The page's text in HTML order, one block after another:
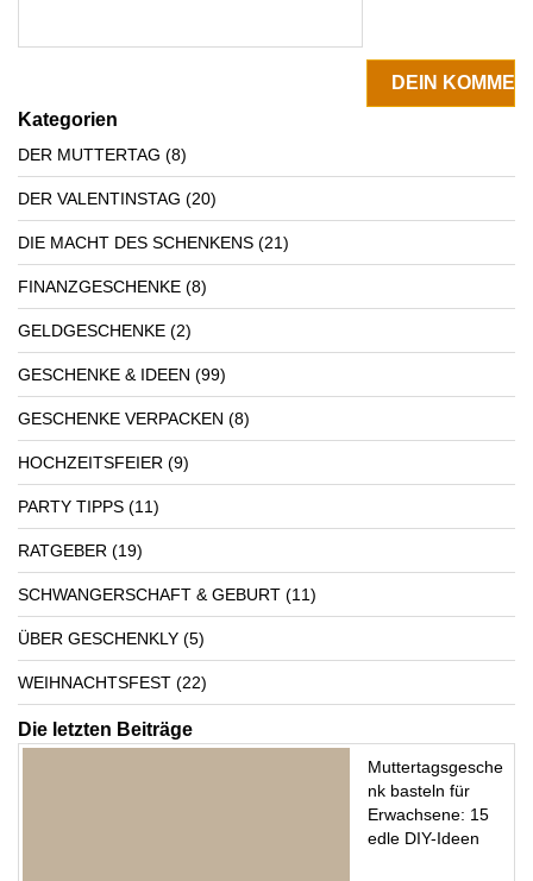
Kategorien
DER MUTTERTAG (8)
DER VALENTINSTAG (20)
DIE MACHT DES SCHENKENS (21)
FINANZGESCHENKE (8)
GELDGESCHENKE (2)
GESCHENKE & IDEEN (99)
GESCHENKE VERPACKEN (8)
HOCHZEITSFEIER (9)
PARTY TIPPS (11)
RATGEBER (19)
SCHWANGERSCHAFT & GEBURT (11)
ÜBER GESCHENKLY (5)
WEIHNACHTSFEST (22)
Die letzten Beiträge
Muttertagsgesche
nk basteln für
Erwachsene: 15
edle DIY-Ideen